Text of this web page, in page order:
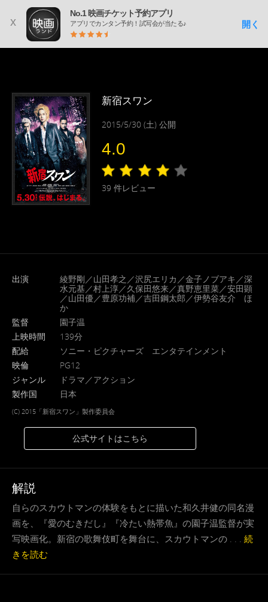
x
No.1 映画チケット予約アプリ
アプリでカンタン予約！試写会が当たる♪ 開く
新宿スワン
2015/5/30 (土) 公開
4.0
39 件レビュー
出演
綾野剛／山田孝之／沢尻エリカ／金子ノブアキ／深
水元基／村上淳／久保田悠来／真野恵里菜／安田顕
／山田優／豊原功補／吉田鋼太郎／伊勢谷友介 ほ
か
監督
園子温
上映時間
139分
配給
ソニー・ピクチャーズ エンタテインメント
映倫
PG12
ジャンル
ドラマ／アクション
製作国
日本
(C) 2015「新宿スワン」製作委員会
公式サイトはこちら
解説
自らのスカウトマンの体験をもとに描いた和久井健の同名漫
画を、『愛のむきだし』『冷たい熱帯魚』の園子温監督が実
写映画化。新宿の歌舞伎町を舞台に、スカウトマンの . . . 続
きを読む